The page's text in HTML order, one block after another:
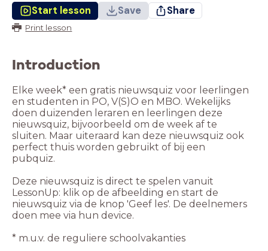
Start lesson Save Share
Print lesson
Introduction
Elke week* een gratis nieuwsquiz voor leerlingen
en studenten in PO, V(S)O en MBO. Wekelijks
doen duizenden leraren en leerlingen deze
nieuwsquiz, bijvoorbeeld om de week af te
sluiten. Maar uiteraard kan deze nieuwsquiz ook
perfect thuis worden gebruikt of bij een
pubquiz.
Deze nieuwsquiz is direct te spelen vanuit
LessonUp: klik op de afbeelding en start de
nieuwsquiz via de knop 'Geef les'. De deelnemers
doen mee via hun device.
* m.u.v. de reguliere schoolvakanties